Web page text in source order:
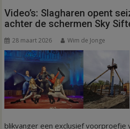
Video’s: Slagharen opent
achter de schermen Sky
28 maart 2026 Wim de Jonge
blikvanger een exclusief voorproefje